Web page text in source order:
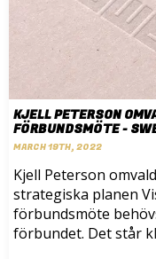
KJELL PETERSON
FÖRBUNDSMÖTE -
MARCH 19TH, 2022
Kjell Peterson
strategiska planen
förbundsmöte
förbundet. Det står